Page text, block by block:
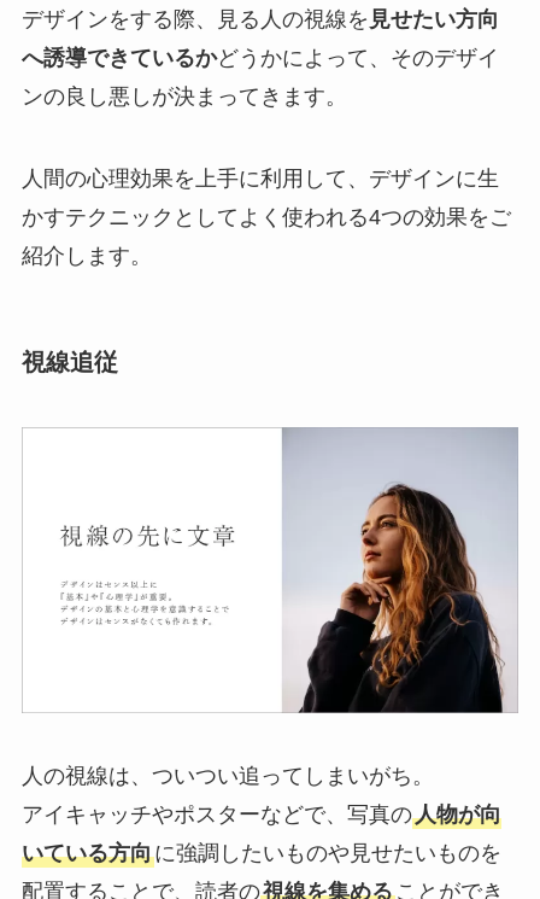
デザインをする際、見る人の視線を 見せたい方向
へ誘導できているかどうかによって、そのデザイ
ンの良し悪しが決まってきます。
人間の心理効果を上手に利用して、デザインに生
かすテクニックとしてよく使われる4つの効果をご
紹介します。
視線追従
人の視線は、ついつい追ってしまいがち。
アイキャッチやポスターなどで、写真の人物が向
いている方向に強調したいものや見せたいものを
配置することで、読者の視線を集めることができ